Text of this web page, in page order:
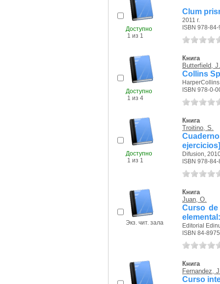
Доступно
1 из 1
Clum
2011 г.
ISBN 978-
Доступно
1 из 4
Книга
Butterfield, J.
Collins
ISBN 978-0-
Доступно
1 из 1
Книга
Troitino, S.
ejercicios]
Difusion,
ISBN 978-
Экз. чит. зала
Книга
Juan, O.
Curso
Editorial
ISBN 84-
Книга
Fernandez,
Curso